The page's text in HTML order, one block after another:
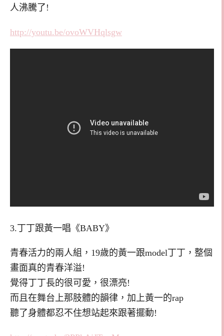
人沸騰了!
http://youtu.be/ovoWVHqlsgw
3.丁丁跟黃一唱《BABY》
青春活力的兩人組，19歲的黃一跟model丁丁，整個
畫面真的青春洋溢!
覺得丁丁長的很可愛，很漂亮!
而且在舞台上那肢體的韻律，加上黃一的rap
聽了身體都忍不住想站起來跟著擺動!